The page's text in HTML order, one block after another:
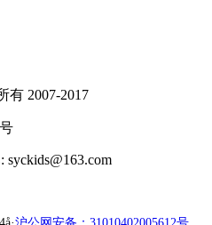
有 2007-2017
沪公网安备：31010402005612号